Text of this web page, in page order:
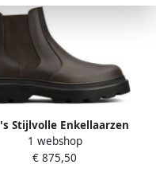
Stijlvolle Enkellaarzen
voor Vrouwen
1 webshop
€ 875,50